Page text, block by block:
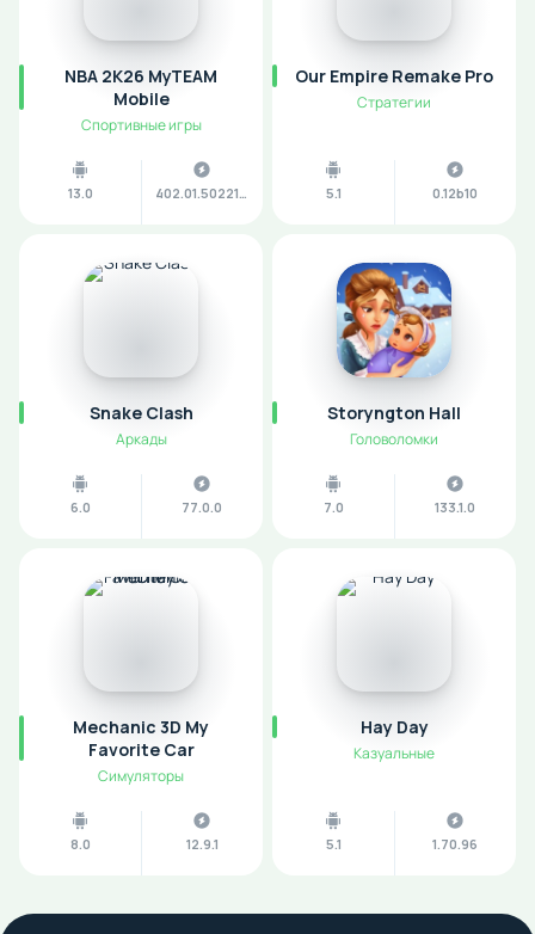
NBA 2K26 MyTEAM
Mobile
Спортивные игры
13.0 402.01.502215200
Our Empire Remake Pro
Стратегии
5.1 0.12b10
Snake Clash
Аркады
6.0 77.0.0
Storyngton Hall
Головоломки
7.0 133.1.0
Mechanic 3D My
Favorite Car
Симуляторы
8.0 12.9.1
Hay Day
Казуальные
5.1 1.70.96